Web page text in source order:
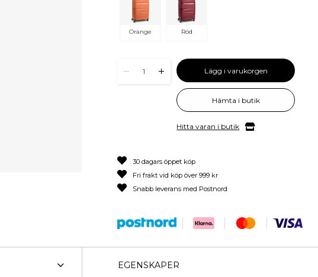
Orange Röd
1 Lägg i varukorgen
Hämta i butik
Hitta varan i butik
30 dagars öppet köp
Fri frakt vid köp över 999 kr
Snabb leverans med Postnord
EGENSKAPER